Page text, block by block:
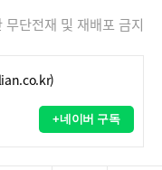
단전재 및 재배포 금지
+네이버 구독